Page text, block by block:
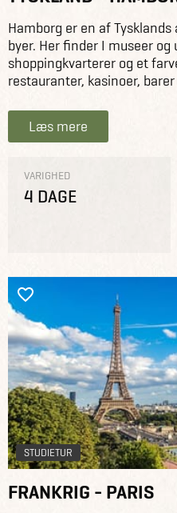
Hamborg er en af
byer. Her finder I museer
shoppingkvarterer og et
restauranter, kasinoer,
Læs mere
VARIGHED
4 DAGE
STUDIETUR
FRANKRIG - PARIS